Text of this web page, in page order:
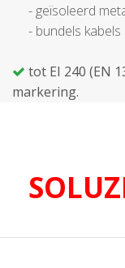
- geïsoleerd
- bundels kabels
tot EI 240 (EN
markering.